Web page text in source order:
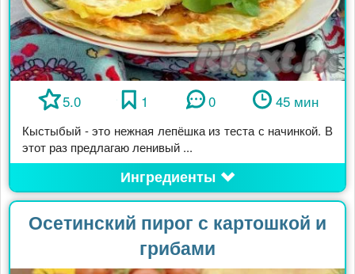
5.0 1 0 45 мин
Кыстыбый - это нежная лепёшка из теста с начинкой. В
этот раз предлагаю ленивый ...
Ингредиенты
Осетинский пирог с картошкой и
грибами